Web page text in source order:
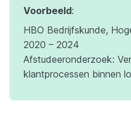
Voorbeeld:
HBO Bedrijfskunde,
2020 – 2024
Afstudeeronderzoek:
klantprocessen binnen